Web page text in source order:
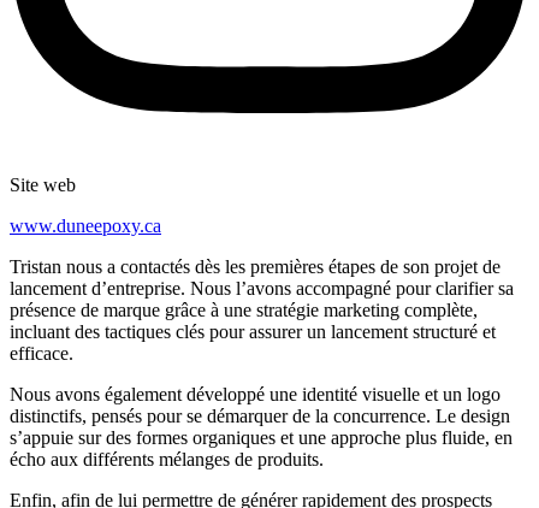
Site web
www.duneepoxy.ca
Tristan nous a contactés dès les premières étapes de son projet de
lancement d’entreprise. Nous l’avons accompagné pour clarifier sa
présence de marque grâce à une stratégie marketing complète,
incluant des tactiques clés pour assurer un lancement structuré et
efficace.
Nous avons également développé une identité visuelle et un logo
distinctifs, pensés pour se démarquer de la concurrence. Le design
s’appuie sur des formes organiques et une approche plus fluide, en
écho aux différents mélanges de produits.
Enfin, afin de lui permettre de générer rapidement des prospects